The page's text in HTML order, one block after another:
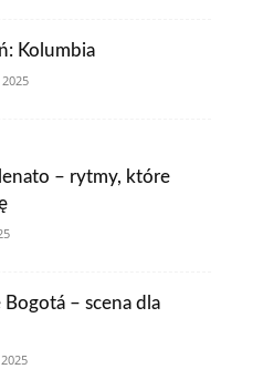
Kolumbia
– rytmy, które
Bogotá – scena dla